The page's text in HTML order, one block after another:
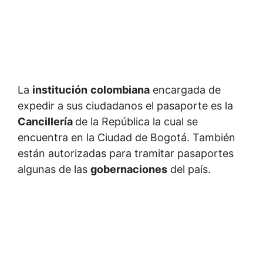
La institución colombiana encargada de
expedir a sus ciudadanos el pasaporte es la
Cancillería de la República la cual se
encuentra en la Ciudad de Bogotá. También
están autorizadas para tramitar pasaportes
algunas de las gobernaciones del país.